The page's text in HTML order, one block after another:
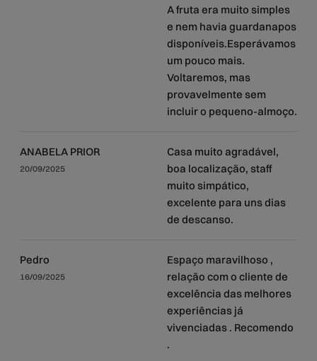
A fruta era muito simples
e nem havia guardanapos
disponíveis.Esperávamos
um pouco mais.
Voltaremos, mas
provavelmente sem
incluir o pequeno-almoço.
ANABELA PRIOR
20/09/2025
Casa muito agradável,
boa localização, staff
muito simpático,
excelente para uns dias
de descanso.
Pedro
16/09/2025
Espaço maravilhoso ,
relação com o cliente de
excelência das melhores
experiências já
vivenciadas . Recomendo
.